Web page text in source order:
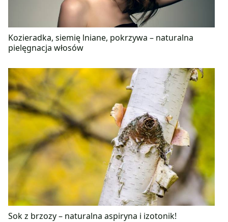
Kozieradka, siemię lniane, pokrzywa – naturalna
pielęgnacja włosów
Sok z brzozy – naturalna aspiryna i izotonik!